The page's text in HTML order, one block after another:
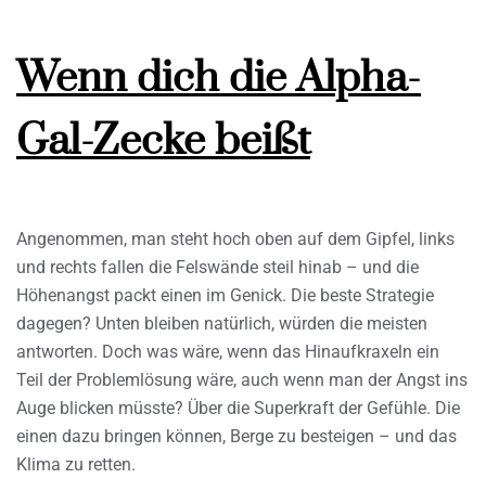
Wenn dich die Alpha-
Gal-Zecke beißt
Angenommen, man steht hoch oben auf dem Gipfel, links
und rechts fallen die Felswände steil hinab – und die
Höhenangst packt einen im Genick. Die beste Strategie
dagegen? Unten bleiben natürlich, würden die meisten
antworten. Doch was wäre, wenn das Hinaufkraxeln ein
Teil der Problemlösung wäre, auch wenn man der Angst ins
Auge blicken müsste? Über die Superkraft der Gefühle. Die
einen dazu bringen können, Berge zu besteigen – und das
Klima zu retten.